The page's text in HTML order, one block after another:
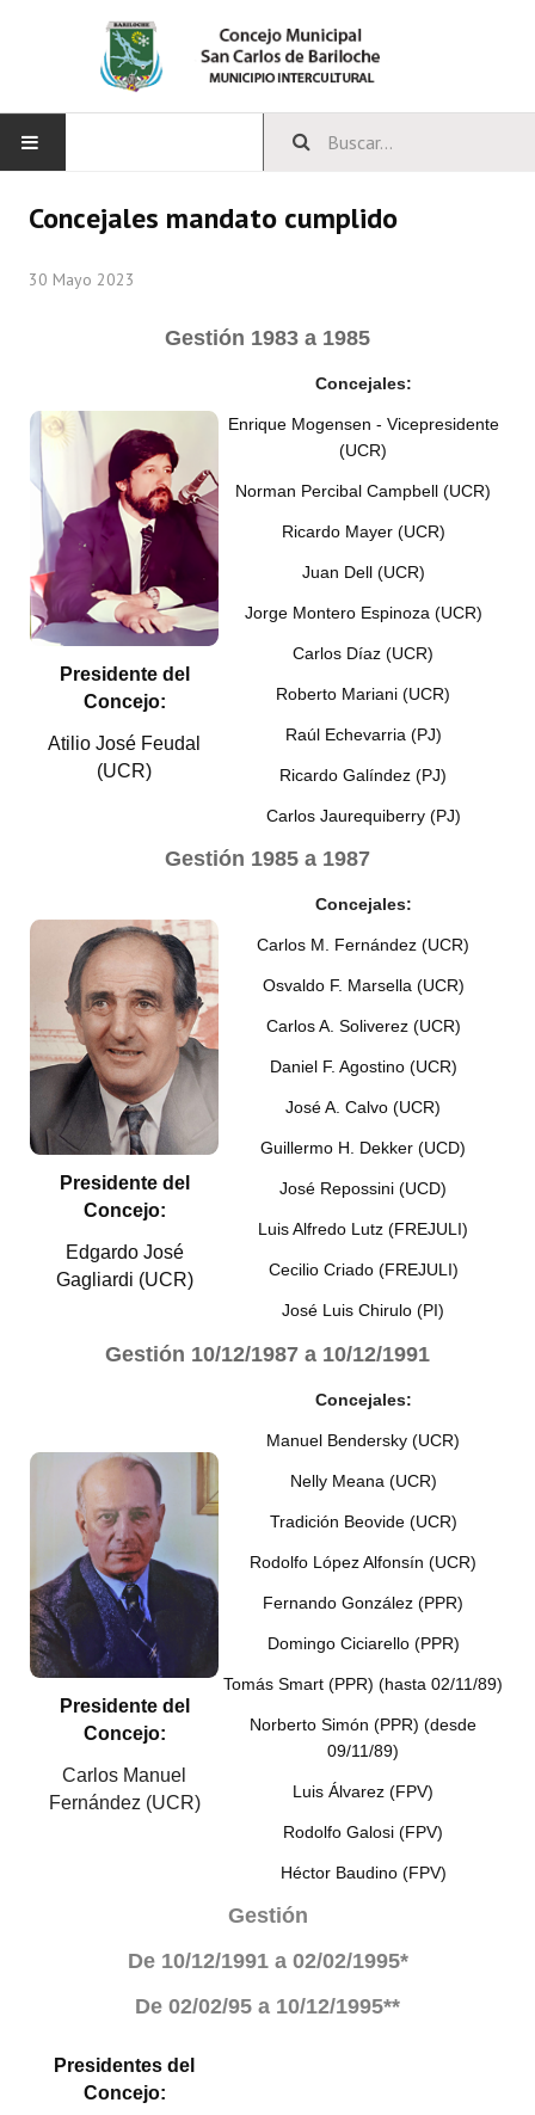
Comisiones Permanentes
Comisiones Especiales
Concejales Mandato Cumplido
Programas
LEGISLACIÓN
Constitución Nacional
Constitución Provincial
Carta Orgánica 2007
DOCUMENTOS
Informes de Gestión
Proyectos Presentados
Dictámenes Asesoría Letrada
Informes de Unidad Coordinadora
Ejecución Presupuestaria
NORMATIVA
Declaraciones
Resoluciones
Resoluciones de Presidencia
INSTITUCIONAL
Antiguos Pobladores
Noticias Destacadas
Registros y Distinciones
Audiencias Públicas - Registro
Mujeres que Dejaron Huellas - Registro
Periodistas Decanos - Registro
Ciudadano Ilustre - Registro
Concejales mandato cumplido
30 Mayo 2023
Gestión 1983 a 1985
Presidente del
Concejo:
Atilio José Feudal
(UCR)
Concejales:
Enrique Mogensen - Vicepresidente
(UCR)
Norman Percibal Campbell (UCR)
Ricardo Mayer (UCR)
Juan Dell (UCR)
Jorge Montero Espinoza (UCR)
Carlos Díaz (UCR)
Roberto Mariani (UCR)
Raúl Echevarria (PJ)
Ricardo Galíndez (PJ)
Carlos Jaurequiberry (PJ)
Gestión 1985 a 1987
Presidente del
Concejo:
Edgardo José
Gagliardi (UCR)
Concejales:
Carlos M. Fernández (UCR)
Osvaldo F. Marsella (UCR)
Carlos A. Soliverez (UCR)
Daniel F. Agostino (UCR)
José A. Calvo (UCR)
Guillermo H. Dekker (UCD)
José Repossini (UCD)
Luis Alfredo Lutz (FREJULI)
Cecilio Criado (FREJULI)
José Luis Chirulo (PI)
Gestión 10/12/1987 a 10/12/1991
Presidente del
Concejo:
Carlos Manuel
Fernández (UCR)
Concejales:
Manuel Bendersky (UCR)
Nelly Meana (UCR)
Tradición Beovide (UCR)
Rodolfo López Alfonsín (UCR)
Fernando González (PPR)
Domingo Ciciarello (PPR)
Tomás Smart (PPR) (hasta 02/11/89)
Norberto Simón (PPR) (desde
09/11/89)
Luis Álvarez (FPV)
Rodolfo Galosi (FPV)
Héctor Baudino (FPV)
Gestión
De 10/12/1991 a 02/02/1995*
De 02/02/95 a 10/12/1995**
Presidentes del
Concejo: